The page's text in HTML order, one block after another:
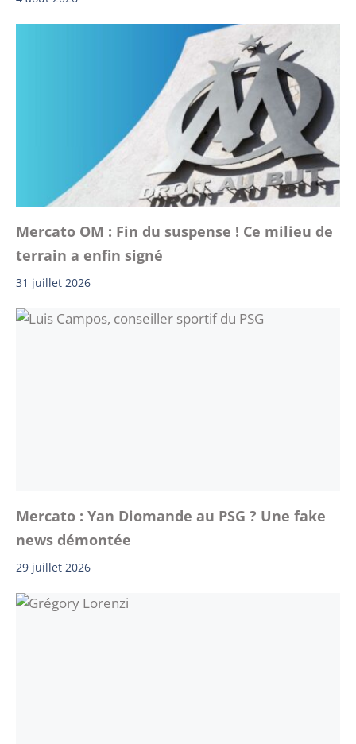
Mercato OM : Fin du suspense ! Ce milieu de
terrain a enfin signé
31 juillet 2026
Mercato : Yan Diomande au PSG ? Une fake
news démontée
29 juillet 2026